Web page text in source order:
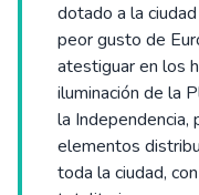
dotado a la
peor gusto de
atestiguar en los
iluminación de la
la
elementos
toda la ciudad,